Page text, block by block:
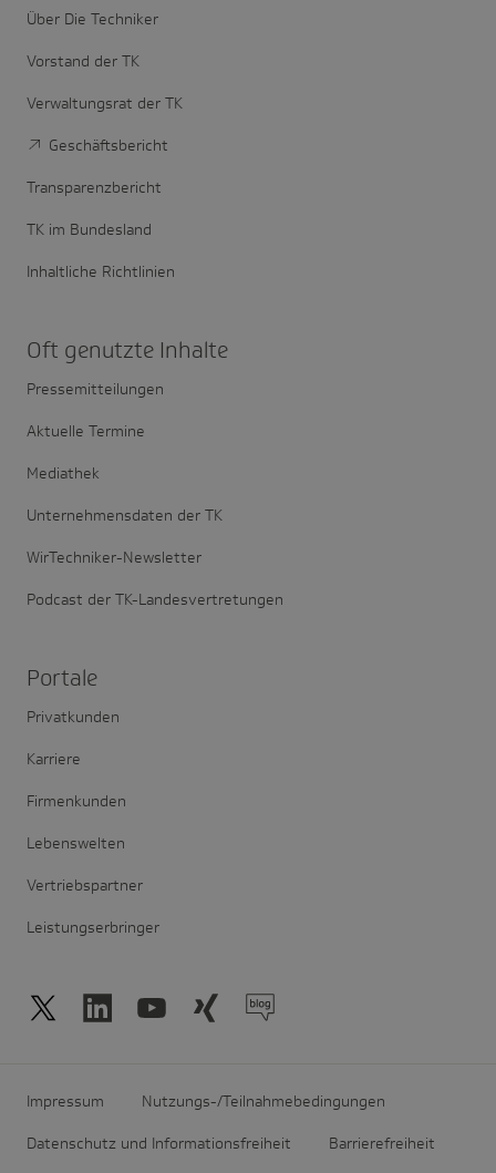
Über Die Techniker
Vorstand der TK
Verwaltungsrat der TK
Geschäftsbericht
Transparenzbericht
TK im Bundesland
Inhaltliche Richtlinien
Oft genutzte Inhalte
Pressemitteilungen
Aktuelle Termine
Mediathek
Unternehmensdaten der TK
WirTechniker-Newsletter
Podcast der TK-Landesvertretungen
Portale
Privatkunden
Karriere
Firmenkunden
Lebenswelten
Vertriebspartner
Leistungserbringer
Impressum Nutzungs-/Teilnahmebedingungen
Datenschutz und Informationsfreiheit Barrierefreiheit